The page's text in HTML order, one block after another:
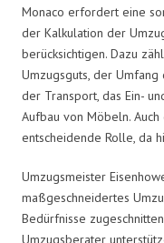
Monaco erfordert eine
der Kalkulation der
berücksichtigen. Dazu
Umzugsguts, der
der Transport, das Ein-
Aufbau von Möbeln.
entscheidende Rolle, da
Umzugsmeister
maßgeschneidertes
Bedürfnisse
Umzugsberater